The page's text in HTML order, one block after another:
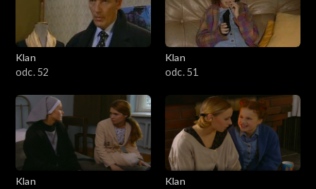
Klan
odc. 52
Klan
odc. 51
Klan
Klan